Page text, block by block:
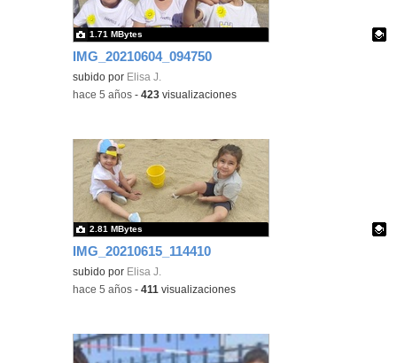
IMG_20210604_094750
Contenido educativo.
subido por Elisa J.
1.71 MBytes
-hace 5 años -423 visualizaciones
IMG_20210615_114410
Contenido educativo.
subido por Elisa J.
2.81 MBytes
-hace 5 años -411 visualizaciones